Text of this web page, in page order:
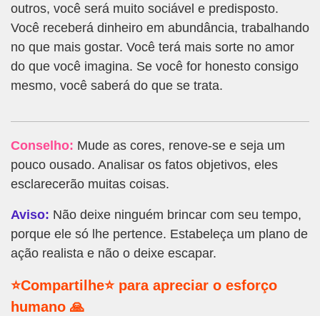
outros, você será muito sociável e predisposto.
Você receberá dinheiro em abundância, trabalhando
no que mais gostar. Você terá mais sorte no amor
do que você imagina. Se você for honesto consigo
mesmo, você saberá do que se trata.
Conselho: Mude as cores, renove-se e seja um
pouco ousado. Analisar os fatos objetivos, eles
esclarecerão muitas coisas.
Aviso: Não deixe ninguém brincar com seu tempo,
porque ele só lhe pertence. Estabeleça um plano de
ação realista e não o deixe escapar.
⭐Compartilhe⭐ para apreciar o esforço
humano 🙏